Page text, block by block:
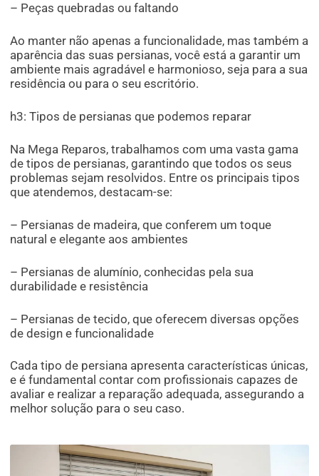
– Peças quebradas ou faltando
Ao manter não apenas a funcionalidade, mas também a
aparência das suas persianas, você está a garantir um
ambiente mais agradável e harmonioso, seja para a sua
residência ou para o seu escritório.
h3: Tipos de persianas que podemos reparar
Na Mega Reparos, trabalhamos com uma vasta gama
de tipos de persianas, garantindo que todos os seus
problemas sejam resolvidos. Entre os principais tipos
que atendemos, destacam-se:
– Persianas de madeira, que conferem um toque
natural e elegante aos ambientes
– Persianas de alumínio, conhecidas pela sua
durabilidade e resistência
– Persianas de tecido, que oferecem diversas opções
de design e funcionalidade
Cada tipo de persiana apresenta características únicas,
e é fundamental contar com profissionais capazes de
avaliar e realizar a reparação adequada, assegurando a
melhor solução para o seu caso.